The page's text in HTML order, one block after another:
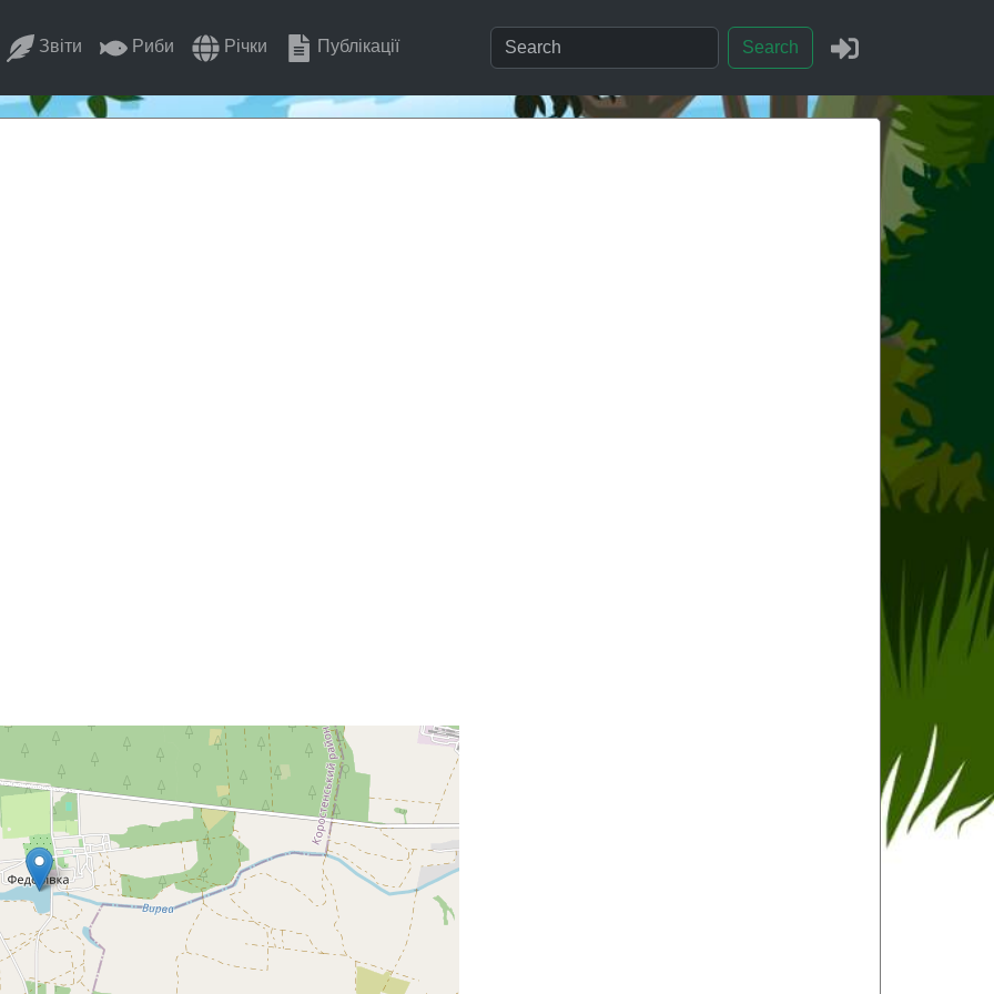
Звіти Риби Річки Публікації Search